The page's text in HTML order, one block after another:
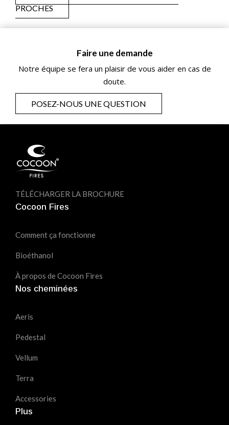
PROCHES
Faire une demande
Notre équipe se fera un plaisir de vous aider en cas de
doute.
POSEZ-NOUS UNE QUESTION
TÉLÉCHARGER LA BROCHURE
Cocoon Fires
Comment ça fonctionne
Bioéthanol
À propos de Cocoon Fires
Nos cheminées
Aeris
Pedestal
Vellum
Terra
Accessories
Plus